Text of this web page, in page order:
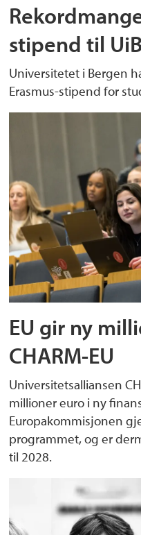
stipend til
Universitetet i Bergen
Erasmus-stipend for
EU gir ny
CHARM-EU
Universitetsalliansen
millioner euro i ny
Europakommisjonen
programmet, og er
til 2028.